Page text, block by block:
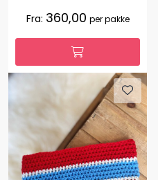
Fra: 360,00 per pakke